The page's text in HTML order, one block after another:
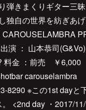
弾きまくりギター三
独自の世界を紡ぎあ
CAROUSELAMBRA
演 ： 山本恭司
料金 ：前売 ￥6,000
※この1st dayと
<2nd day ・2017/